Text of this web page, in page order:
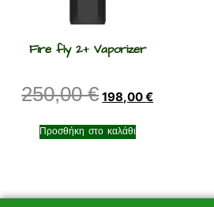
Fire fly 2+ Vaporizer
250,00€ 198,00€
Προσθήκη στο καλάθι